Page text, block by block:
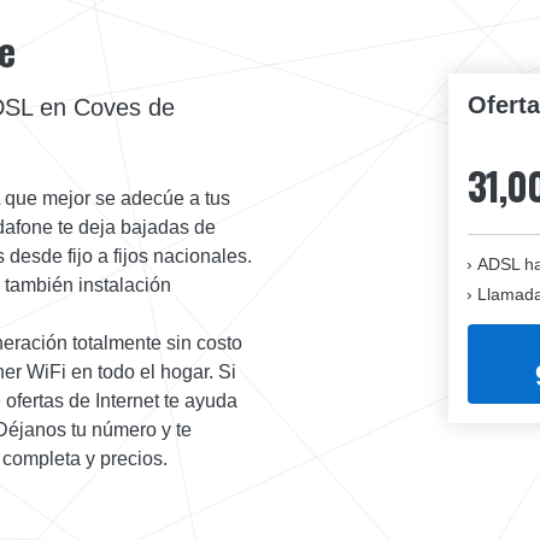
ADSL
en Coves de
mejor se adecúe a tus
te deja bajadas de
desde fijo a fijos nacionales.
instalación
totalmente sin costo
WiFi en todo el hogar. Si
de Internet te ayuda
tu número y te
y precios.